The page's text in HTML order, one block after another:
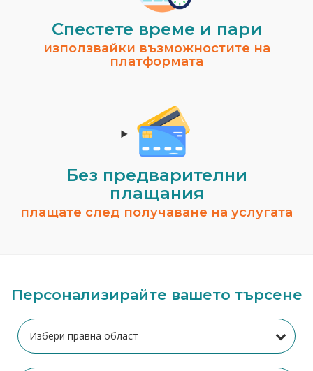
Спестeте време и пари
използвайки възможностите на
платформата
Без предварителни
плащания
плащате след получаване на услугата
Персонализирайте вашето търсене